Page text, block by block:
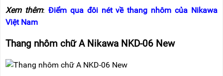
Xem thêm: Điểm qua đôi nét về thang nhôm của Nikawa
Việt Nam
Thang nhôm chữ A Nikawa NKD-06 New